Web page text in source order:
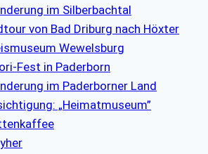
im Silberbachtal
von Bad Driburg nach Höxter
Wewelsburg
Fest in Paderborn
im Paderborner Land
„Heimatmuseum”